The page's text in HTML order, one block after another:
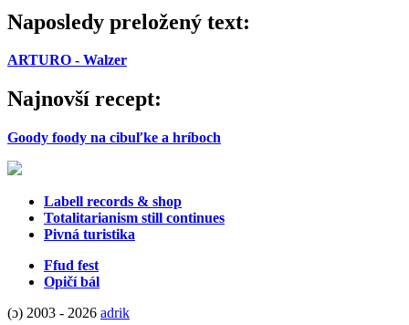
Naposledy preložený text:
ARTURO - Walzer
Najnovší recept:
Goody foody na cibuľke a hríboch
Labell records & shop
Totalitarianism still continues
Pivná turistika
Ffud fest
Opičí bál
(ɔ) 2003 - 2026 adrik